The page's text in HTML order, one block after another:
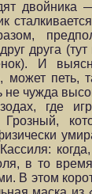
двойника
друга
И
может петь,
чужда
где
в то
В этом